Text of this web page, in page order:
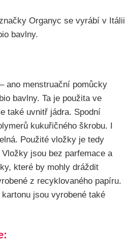
ano menstruační pomůcky
bavlny. Ta je použita ve
také uvnitř jádra. Spodní
kukuřičného škrobu. I
Použité vložky je tedy
jsou bez parfemace a
které by mohly dráždit
z recyklovaného papíru.
jsou vyrobené také